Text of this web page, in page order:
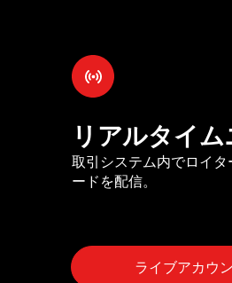
リアルタイム
取引システム内でロイ
ードを配信。